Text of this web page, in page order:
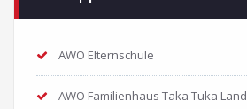
AWO Elternschule
AWO Familienhaus Taka Tuka Land